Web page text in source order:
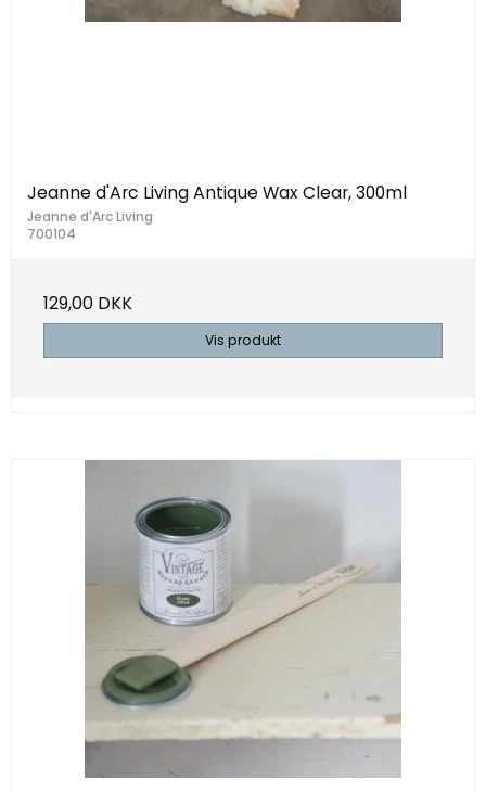
Jeanne d'Arc Living Antique Wax Clear, 300ml
Jeanne d'Arc Living
700104
129,00 DKK
Vis produkt